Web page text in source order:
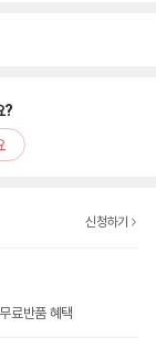
?
신청하기
료반품 혜택